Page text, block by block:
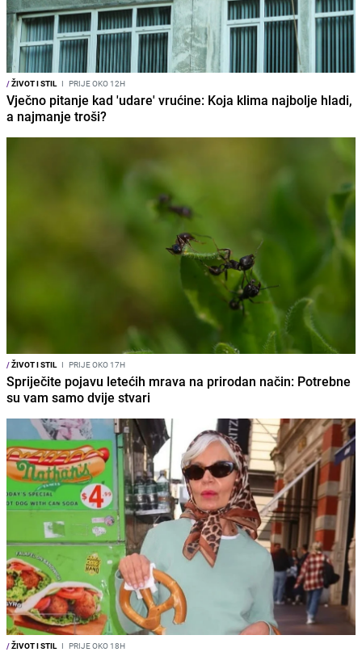
/ŽIVOT I STIL I PRIJE OKO 12H
Vječno pitanje kad 'udare' vrućine: Koja klima najbolje hladi,
a najmanje troši?
/ŽIVOT I STIL I PRIJE OKO 17H
Spriječite pojavu letećih mrava na prirodan način: Potrebne
su vam samo dvije stvari
/ŽIVOT I STIL I PRIJE OKO 18H